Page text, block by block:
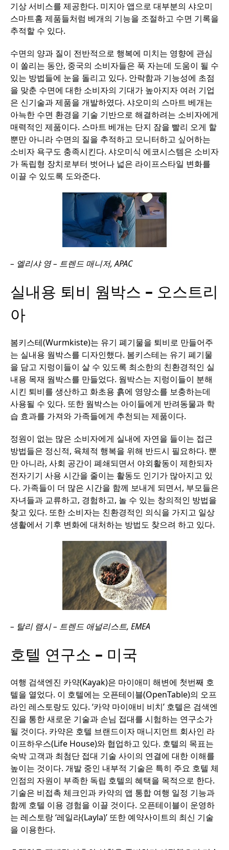
기상 서비스를 제공한다. 미지아 앱으로 대부분의 샤오미
스마트홈 제품들처럼 베개의 기능을 조절하고 수면 기록을
추적할 수 있다.
수면의 양과 질이 전반적으로 행복에 미치는 영향에 관심
이 쏠리는 동안, 중국의 소비자들은 푹 자는데 도움이 될 수
있는 방법들에 눈을 돌리고 있다. 안락함과 기능성에 초점
을 맞춘 수면에 대한 소비자의 기대가 높아지자 여러 기업
은 신기술과 제품을 개발하였다. 샤오미의 스마트 베개는
아늑한 수면 환경을 기술 기반으로 해결하려는 소비자에게
매력적인 제품이다. 스마트 베개는 단지 잠을 빨리 오게 할
뿐만 아니라 수면의 질을 추적하고 모니터하고 싶어하는
소비자 욕구도 충족시킨다. 샤오미식 에코시스템은 소비자
가 독립형 장치로부터 벗어나 넓은 라이프스타일 변화를
이끌 수 있도록 도와준다.
– 엘리샤 영 – 트렌드 매니저, APAC
실내용 퇴비 웜박스 – 오스트리
아
봄키스테(Wurmkiste)는 유기 폐기물을 퇴비로 만들어주
는 실내용 웜박스를 디자인했다. 봄키스테는 유기 폐기물
을 담고 지렁이들이 살 수 있도록 최소한의 친환경적인 실
내용 목재 웜박스를 만들었다. 웜박스는 지렁이들이 분해
시킨 퇴비를 생산하고 화초용 흙에 영양소를 보충하는데
사용될 수 있다. 또한 웜박스는 아이들에게 반려동물과 학
습 효과를 가져와 가족들에게 추천되는 제품이다.
정원이 없는 많은 소비자에게 실내에 자연을 들이는 접근
방법들은 정신적, 육체적 행복을 위해 반드시 필요하다. 뿐
만 아니라, 사회 공간이 폐쇄되면서 야외활동이 제한되자
전자기기 사용 시간을 줄이는 활동도 인기가 많아지고 있
다. 가족들이 더 많은 시간을 함께 보내게 되면서, 부모들은
자녀들과 교류하고, 경험하고, 놀 수 있는 창의적인 방법을
찾고 있다. 또한 소비자는 친환경적인 의식을 가지고 일상
생활에서 기후 변화에 대처하는 방법도 찾으려 하고 있다.
– 탈리 램시 – 트렌드 애널리스트, EMEA
호텔 연구소 – 미국
여행 검색엔진 카약(Kayak)은 마이애미 해변에 첫번째 호
텔을 열었다. 이 호텔에는 오픈테이블(OpenTable)의 오프
라인 레스토랑도 있다. ‘카약 마이애비 비치’ 호텔은 검색엔
진을 통한 새로운 기술과 손님 접대를 시험하는 연구소가
될 것이다. 카약은 호텔 브랜드이자 매니지먼트 회사인 라
이프하우스(Life House)와 협업하고 있다. 호텔의 목표는
숙박 고객과 최첨단 접대 기술 사이의 연결에 대한 이해를
높이는 것이다. 개발 중인 내부적 기술은 특히 주요 호텔 체
인점의 자원이 부족한 독립 호텔의 혜택을 목적으로 한다.
기술은 비접촉 체크인과 카약의 앱 통합 여행 일정 기능과
함께 호텔 이용 경험을 이끌 것이다. 오픈테이블이 운영하
는 레스토랑 ‘레일라(Layla)’ 또한 예약사이트의 최신 기술
을 이용한다.